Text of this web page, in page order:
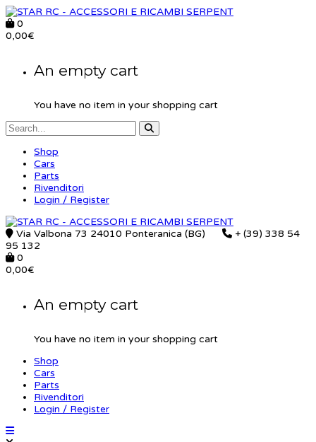
0
0,00€
An empty cart
You have no item in your shopping cart
Shop
Cars
Parts
Rivenditori
Login / Register
Via Valbona 73 24010 Ponteranica (BG)
+ (39) 338 54
95 132
0
0,00€
An empty cart
You have no item in your shopping cart
Shop
Cars
Parts
Rivenditori
Login / Register